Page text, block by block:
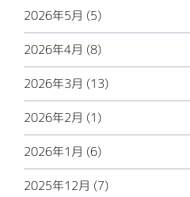
2026年5月 (5)
2026年4月 (8)
2026年3月 (13)
2026年2月 (1)
2026年1月 (6)
2025年12月 (7)